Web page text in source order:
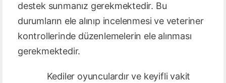
destek sunmanız gerekmektedir. Bu
durumların ele alınıp incelenmesi ve veteriner
kontrollerinde düzenlemelerin ele alınması
gerekmektedir.
Kediler oyunculardır ve keyifli vakit